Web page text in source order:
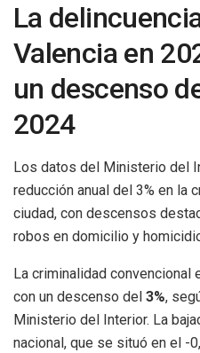
La
Valencia en
un descenso
2024
Los datos del Ministerio del
reducción anual del 3% en la
ciudad, con descensos
robos en domicilio y
La criminalidad convencional
con un descenso del 3%,
Ministerio del Interior. La
nacional, que se situó en el -